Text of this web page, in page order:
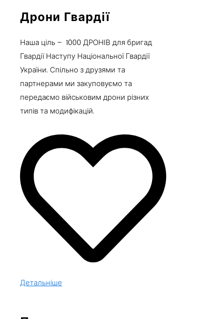
Дрони Гвардії
Наша ціль – 1000 ДРОНІВ для бригад
Гвардії Наступу Національної Гвардії
України. Спільно з друзями та
партнерами ми закуповуємо та
передаємо військовим дрони різних
типів та модифікацій.
Детальніше